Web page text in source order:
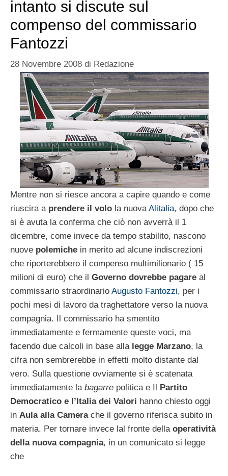
intanto si discute sul
compenso del commissario
Fantozzi
28 Novembre 2008 di Redazione
Mentre non si riesce ancora a capire quando e come
riuscira a prendere il volo la nuova Alitalia, dopo che
si è avuta la conferma che ciò non avverrà il 1
dicembre, come invece da tempo stabilito, nascono
nuove polemiche in merito ad alcune indiscrezioni
che riporterebbero il compenso multimilionario ( 15
milioni di euro) che il Governo dovrebbe pagare al
commissario straordinario Augusto Fantozzi, per i
pochi mesi di lavoro da traghettatore verso la nuova
compagnia. Il commissario ha smentito
immediatamente e fermamente queste voci, ma
facendo due calcoli in base alla legge Marzano, la
cifra non sembrerebbe in effetti molto distante dal
vero. Sulla questione ovviamente si è scatenata
immediatamente la bagarre politica e Il Partito
Democratico e l’Italia dei Valori hanno chiesto oggi
in Aula alla Camera che il governo riferisca subito in
materia. Per tornare invece lal fronte della operatività
della nuova compagnia, in un comunicato si legge
che